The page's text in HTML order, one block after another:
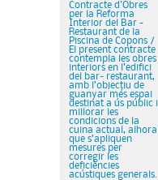
Contracte d'Obres
per la Reforma
Interior del Bar -
Restaurant de la
Piscina de Copons /
El present contracte
contempla les obres
interiors en l’edifici
del bar- restaurant,
amb l’objectiu de
guanyar més espai
destinat a ús públic i
millorar les
condicions de la
cuina actual, alhora
que s’apliquen
mesures per
corregir les
deficiències
acústiques generals.